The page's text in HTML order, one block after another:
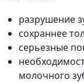
разрушение
сохраннее
серьезные
молочного